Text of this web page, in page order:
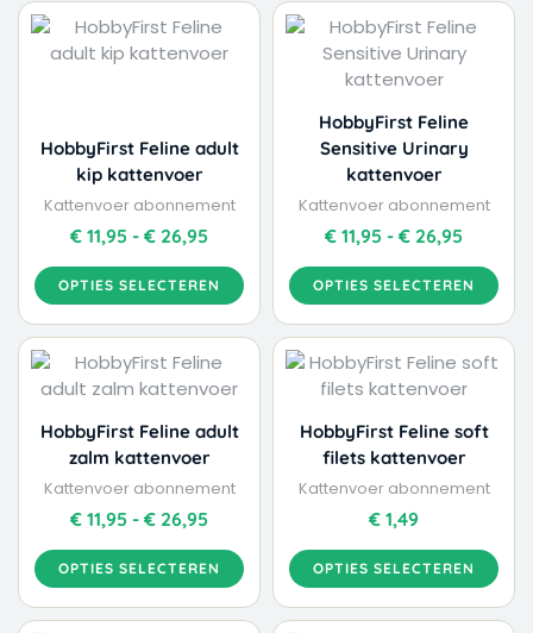
HobbyFirst Feline adult
kip kattenvoer
Kattenvoer abonnement
€ 11,95 - € 26,95
Prijsklasse:
€ 11,95
tot
OPTIES SELECTEREN
product
heeft
Deze
optie
kan
gekozen
worden
op
de
productpagina
HobbyFirst Feline
Sensitive Urinary
kattenvoer
Kattenvoer abonnement
€ 11,95 - € 26,95
€ 11,95
tot
OPTIES SELECTEREN
product
heeft
meerdere
variaties.
Deze
optie
kan
gekozen
worden
op
de
productpagina
HobbyFirst Feline adult
zalm kattenvoer
Kattenvoer abonnement
€ 11,95 - € 26,95
Prijsklasse:
€ 11,95
tot
€ 26,95
OPTIES SELECTEREN
product
heeft
meerdere
variaties.
Deze
optie
kan
gekozen
worden
op
HobbyFirst Feline soft
filets kattenvoer
Kattenvoer abonnement
€ 1,49
OPTIES SELECTEREN
product
heeft
meerdere
variaties.
Deze
optie
kan
gekozen
worden
op